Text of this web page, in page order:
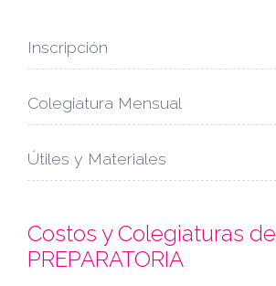
Inscripción
Colegiatura Mensual
Útiles y Materiales
Costos y Colegiaturas de
PREPARATORIA